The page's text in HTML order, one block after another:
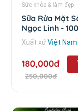
Sức khỏe & làm đẹp
Sữa Rửa Mặt
Ngọc Linh -
Xuất xứViệt Nam
180,000đ
250,000đ